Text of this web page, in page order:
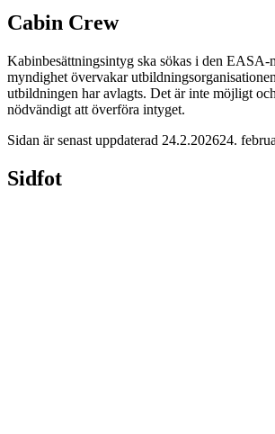
Cabin Crew
Kabinbesättningsintyg ska sökas i den EASA-
myndighet övervakar
utbildningen har avlagts. Det är inte möjligt
nödvändigt att överföra intyget.
Sidan är senast uppdaterad 24.2.202624.
Sidfot